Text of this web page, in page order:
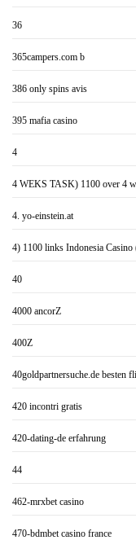
36
365campers.com b
386 only spins avis
395 mafia casino
4
4 WEKS TASK) 1100 over 4
4. yo-einstein.at
4) 1100 links Indonesia
40
4000 ancorZ
400Z
40goldpartnersuche.de besten
420 incontri gratis
420-dating-de erfahrung
44
462-mrxbet casino
470-bdmbet casino france